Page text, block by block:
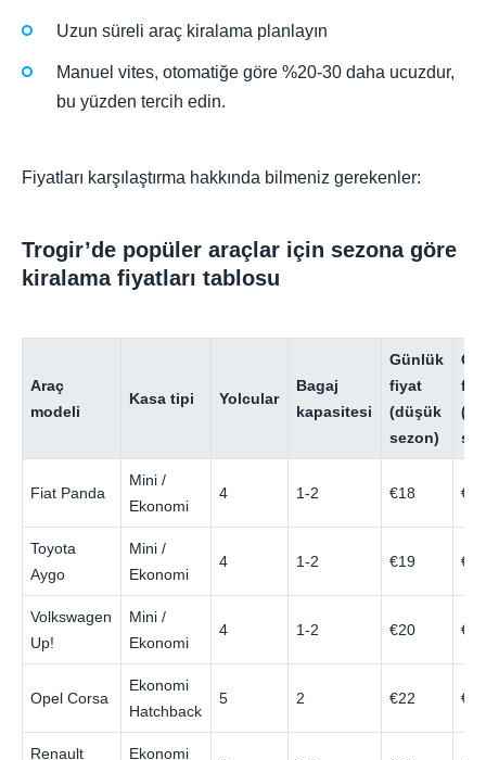
Uzun süreli araç kiralama planlayın
Manuel vites, otomatiğe göre %20-30 daha ucuzdur,
bu yüzden tercih edin.
Fiyatları karşılaştırma hakkında bilmeniz gerekenler:
Trogir’de popüler araçlar için sezona göre
kiralama fiyatları tablosu
Araç
modeli
Kasa tipi Yolcular
Bagaj
kapasitesi
Günlük
fiyat
(düşük
sezon)
Fiat Panda
Mini /
Ekonomi
4 1-2 €18
Toyota
Aygo
Mini /
Ekonomi
4 1-2 €19
Volkswagen
Up!
Mini /
Ekonomi
4 1-2 €20
Opel Corsa
Ekonomi
Hatchback
5 2 €22
Renault
Ekonomi